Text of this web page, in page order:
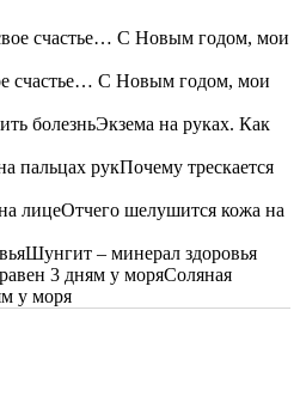
счастье… С Новым годом, мои
Экзема на руках. Как
Почему трескается
Отчего шелушится кожа на
Шунгит – минерал здоровья
Соляная
у моря